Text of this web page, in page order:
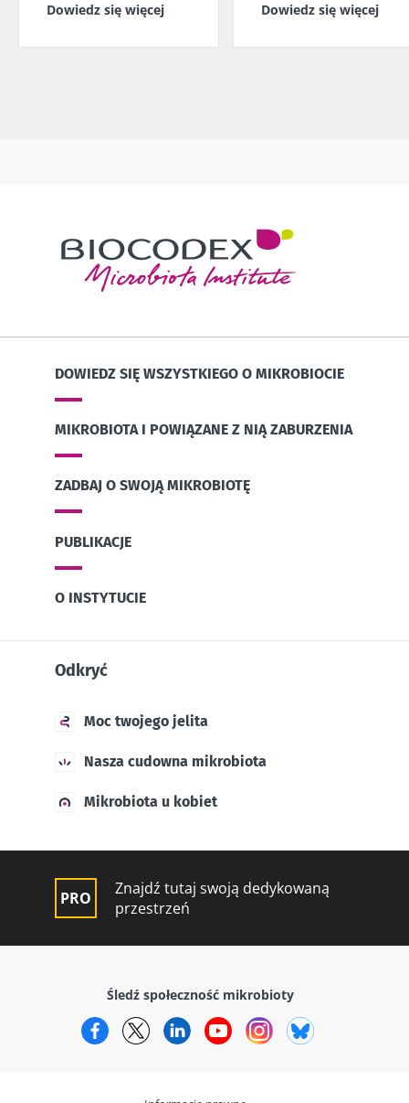
Dowiedz się więcej Dowiedz się więcej
DOWIEDZ SIĘ WSZYSTKIEGO O MIKROBIOCIE
MIKROBIOTA I POWIĄZANE Z NIĄ ZABURZENIA
ZADBAJ O SWOJĄ MIKROBIOTĘ
PUBLIKACJE
O INSTYTUCIE
Odkryć
Moc twojego jelita
Nasza cudowna mikrobiota
Mikrobiota u kobiet
Znajdź tutaj swoją dedykowaną
przestrzeń
Śledź społeczność mikrobioty
FacebookTwitterLinkedInYouTubeInstagram